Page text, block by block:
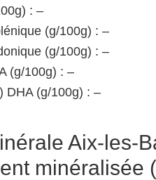
: –
(g/100g) : –
(g/100g) : –
(g/100g) : –
DHA (g/100g) : –
Aix-les-
minéralisée